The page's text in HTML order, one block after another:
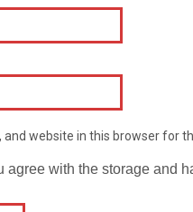
and website in this browser for
agree with the storage and